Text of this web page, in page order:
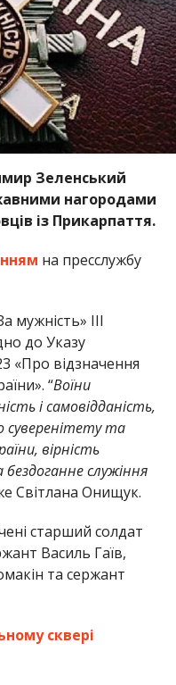
Зеленський
нагородами
із Прикарпаття.
на пресслужбу
мужність» III
до Указу
«Про відзначення
“Воїни
і самовідданість,
суверенітету та
вірність
бездоганне служіння
Світлана Онищук.
старший солдат
Василь Гаїв,
та сержант
сквері